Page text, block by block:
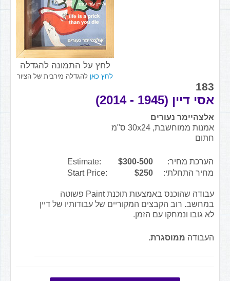
לחץ על התמונה להגדלה
לחץ כאן להגדלה מירבית של הציור
183
אסי דיין (1945 - 2014)
אלצהיימר נעורים
אמנות ממוחשבת, 30x24 ס"מ
חתום
הערכת מחיר: $300-500
Estimate:
מחיר התחלתי:
$250
Start Price:
עבודה שהוכנס באמצעות תוכנת Paint פשוטה
במחשב. רוב הקבצים המקוריים של עבודותיו של דיין
לא גובו ונמחקו עם הזמן.
העבודה ממוסגרת.